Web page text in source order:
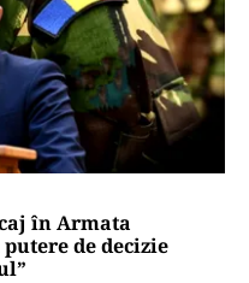
în Armata
de decizie